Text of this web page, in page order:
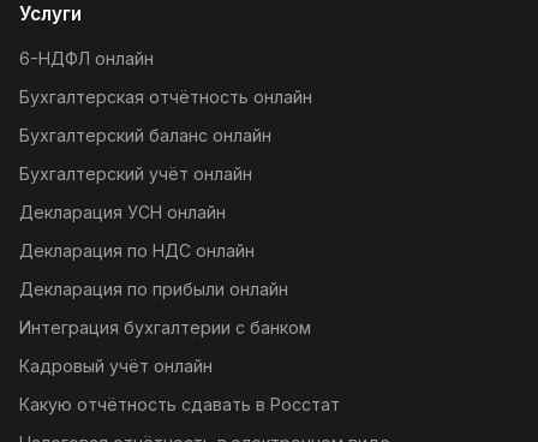
Услуги
6-НДФЛ онлайн
Бухгалтерская отчётность онлайн
Бухгалтерский баланс онлайн
Бухгалтерский учёт онлайн
Декларация УСН онлайн
Декларация по НДС онлайн
Декларация по прибыли онлайн
Интеграция бухгалтерии с банком
Кадровый учёт онлайн
Какую отчётность сдавать в Росстат